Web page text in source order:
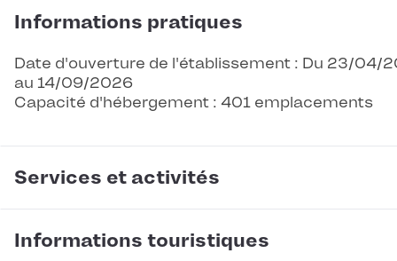
Informations pratiques
Date d'ouverture de l'établissement : Du 23/04/
au 14/09/2026
Capacité d'hébergement : 401 emplacements
Services et activités
Informations touristiques